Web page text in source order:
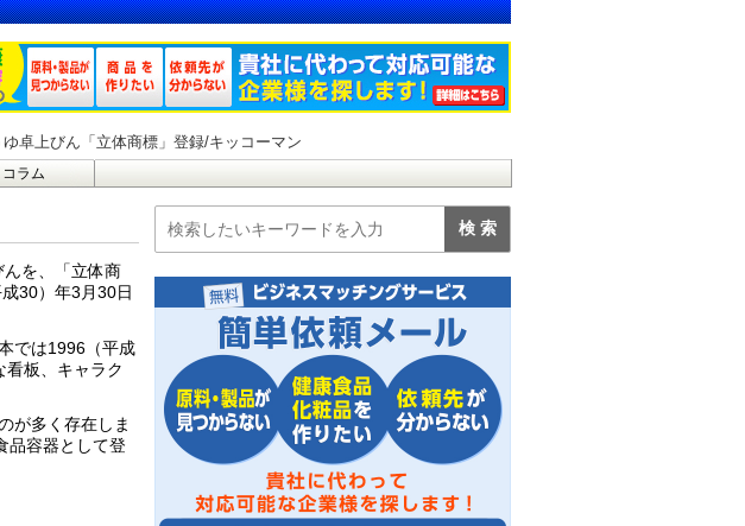
ゆ卓上びん「立体商標」登録/キッコーマン
コラム
を、「立体商
30）年3月30日
では1996（平成
板、キャラク
が多く存在しま
品容器として登